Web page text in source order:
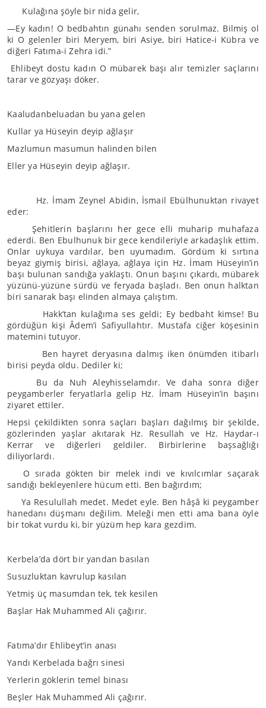
Kulağına şöyle bir nida gelir,
—Ey kadın! O bedbahtın günahı senden sorulmaz. Bilmiş ol
ki O gelenler biri Meryem, biri Asiye, biri Hatice-i Kübra ve
diğeri Fatıma-i Zehra idi.”
Ehlibeyt dostu kadın O mübarek başı alır temizler saçlarını
tarar ve gözyaşı döker.
Kaaludanbeluadan bu yana gelen
Kullar ya Hüseyin deyip ağlaşır
Mazlumun masumun halinden bilen
Eller ya Hüseyin deyip ağlaşır.
Hz. İmam Zeynel Abidin, İsmail Ebülhunuktan rivayet
eder:
Şehitlerin başlarını her gece elli muharip muhafaza
ederdi. Ben Ebulhunuk bir gece kendileriyle arkadaşlık ettim.
Onlar uykuya vardılar, ben uyumadım. Gördüm ki sırtına
beyaz giymiş birisi, ağlaya, ağlaya için Hz. İmam Hüseyin’in
başı bulunan sandığa yaklaştı. Onun başını çıkardı, mübarek
yüzünü-yüzüne sürdü ve feryada başladı. Ben onun halktan
biri sanarak başı elinden almaya çalıştım.
Hakk’tan kulağıma ses geldi; Ey bedbaht kimse! Bu
gördüğün kişi Âdem’i Safiyullahtır. Mustafa ciğer köşesinin
matemini tutuyor.
Ben hayret deryasına dalmış iken önümden itibarlı
birisi peyda oldu. Dediler ki;
Bu da Nuh Aleyhisselamdır. Ve daha sonra diğer
peygamberler feryatlarla gelip Hz. İmam Hüseyin’in başını
ziyaret ettiler.
Hepsi çekildikten sonra saçları başları dağılmış bir şekilde,
gözlerinden yaşlar akıtarak Hz. Resullah ve Hz. Haydar-ı
Kerrar ve diğerleri geldiler. Birbirlerine başsağlığı
diliyorlardı.
O sırada gökten bir melek indi ve kıvılcımlar saçarak
sandığı bekleyenlere hücum etti. Ben bağırdım;
Ya Resulullah medet. Medet eyle. Ben hâşâ ki peygamber
hanedanı düşmanı değilim. Meleği men etti ama bana öyle
bir tokat vurdu ki, bir yüzüm hep kara gezdim.
Kerbela’da dört bir yandan basılan
Susuzluktan kavrulup kasılan
Yetmiş üç masumdan tek, tek kesilen
Başlar Hak Muhammed Ali çağırır.
Fatıma’dır Ehlibeyt’in anası
Yandı Kerbelada bağrı sinesi
Yerlerin göklerin temel binası
Beşler Hak Muhammed Ali çağırır.